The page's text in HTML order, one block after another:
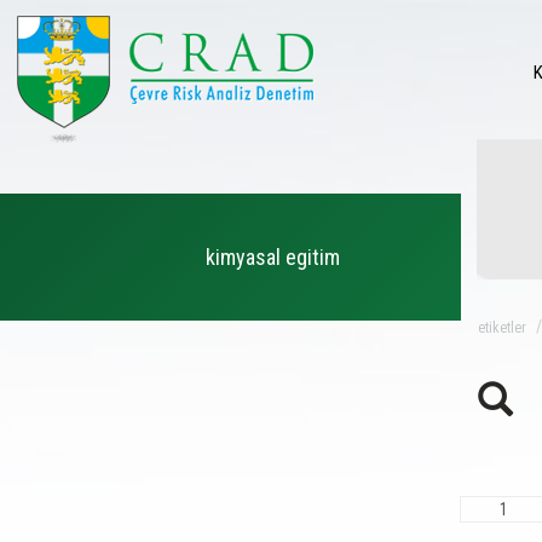
kimyasal egitim
eti̇ketler
1